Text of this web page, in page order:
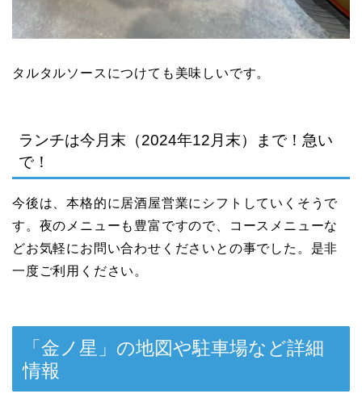
タルタルソースにつけても美味しいです。
ランチは今月末（2024年12月末）まで！急い
で！
今後は、本格的に居酒屋営業にシフトしていくそうで
す。夜のメニューも豊富ですので、コースメニューな
どお気軽にお問い合わせくださいとの事でした。是非
一度ご利用ください。
「金ノ星」の地図や駐車場など詳細
情報